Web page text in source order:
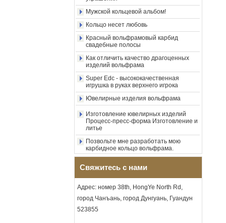
полированное серебряное
кольцо из карбида
вольфрама, центральная
инкрустация из
измельченного синего
малахитовой полосой,
мужское обручальное
кольцо, изготовленная на
заказ внутренняя л
Оптовая продажа с
фабрики, черное
полированное квадратное
кольцо с печаткой из
деревянная инкрустация с
крестообразным узором из
раковины морского ушка,
заявление, кольцо,
внутренняя грави
Оптовая продажа с
Мужской кольцевой альбом!
Кольцо несет любовь
Красный вольфрамовый карбид
свадебные полосы
Как отличить качество драгоценных
изделий вольфрама
Super Edc - высококачественная
игрушка в руках верхнего игрока
Ювелирные изделия вольфрама
Изготовление ювелирных изделий
Процесс-пресс-форма Изготовление и
литье
Позвольте мне разработать мою
карбидное кольцо вольфрама.
Насколько круто металлическое
Мужской кольцевой альбом!
Кольцо несет любовь
Свяжитесь с нами
Адрес: номер 38th, HongYe North Rd,
город Чанъань, город Дунгуань, Гуандун
523855